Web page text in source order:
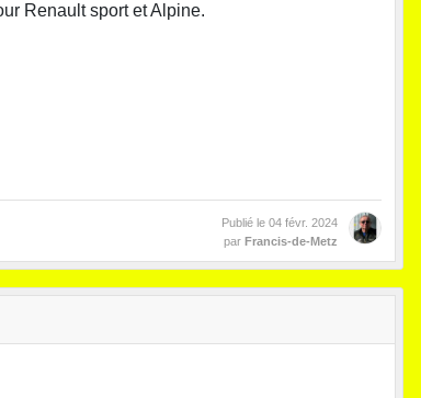
Renault sport et Alpine.
Publié le 04 févr. 2024
par Francis-de-Metz